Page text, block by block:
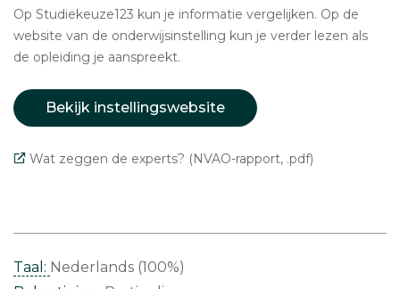
Op Studiekeuze123 kun je informatie vergelijken. Op de
website van de onderwijsinstelling kun je verder lezen als
de opleiding je aanspreekt.
Bekijk instellingswebsite
Wat zeggen de experts? (NVAO-rapport, .pdf)
Taal: Nederlands (100%)